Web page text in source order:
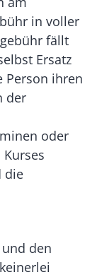
in voller
fällt
Ersatz
Person ihren
der
oder
die
den